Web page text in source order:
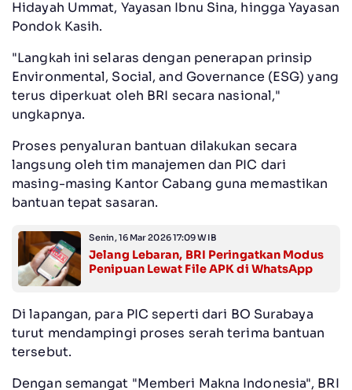
Hidayah Ummat, Yayasan Ibnu Sina, hingga Yayasan
Pondok Kasih.
"Langkah ini selaras dengan penerapan prinsip
Environmental, Social, and Governance (ESG) yang
terus diperkuat oleh BRI secara nasional,"
ungkapnya.
Proses penyaluran bantuan dilakukan secara
langsung oleh tim manajemen dan PIC dari
masing-masing Kantor Cabang guna memastikan
bantuan tepat sasaran.
Senin, 16 Mar 2026 17:09 WIB
Jelang Lebaran, BRI Peringatkan Modus
Penipuan Lewat File APK di WhatsApp
Di lapangan, para PIC seperti dari BO Surabaya
turut mendampingi proses serah terima bantuan
tersebut.
Dengan semangat "Memberi Makna Indonesia", BRI